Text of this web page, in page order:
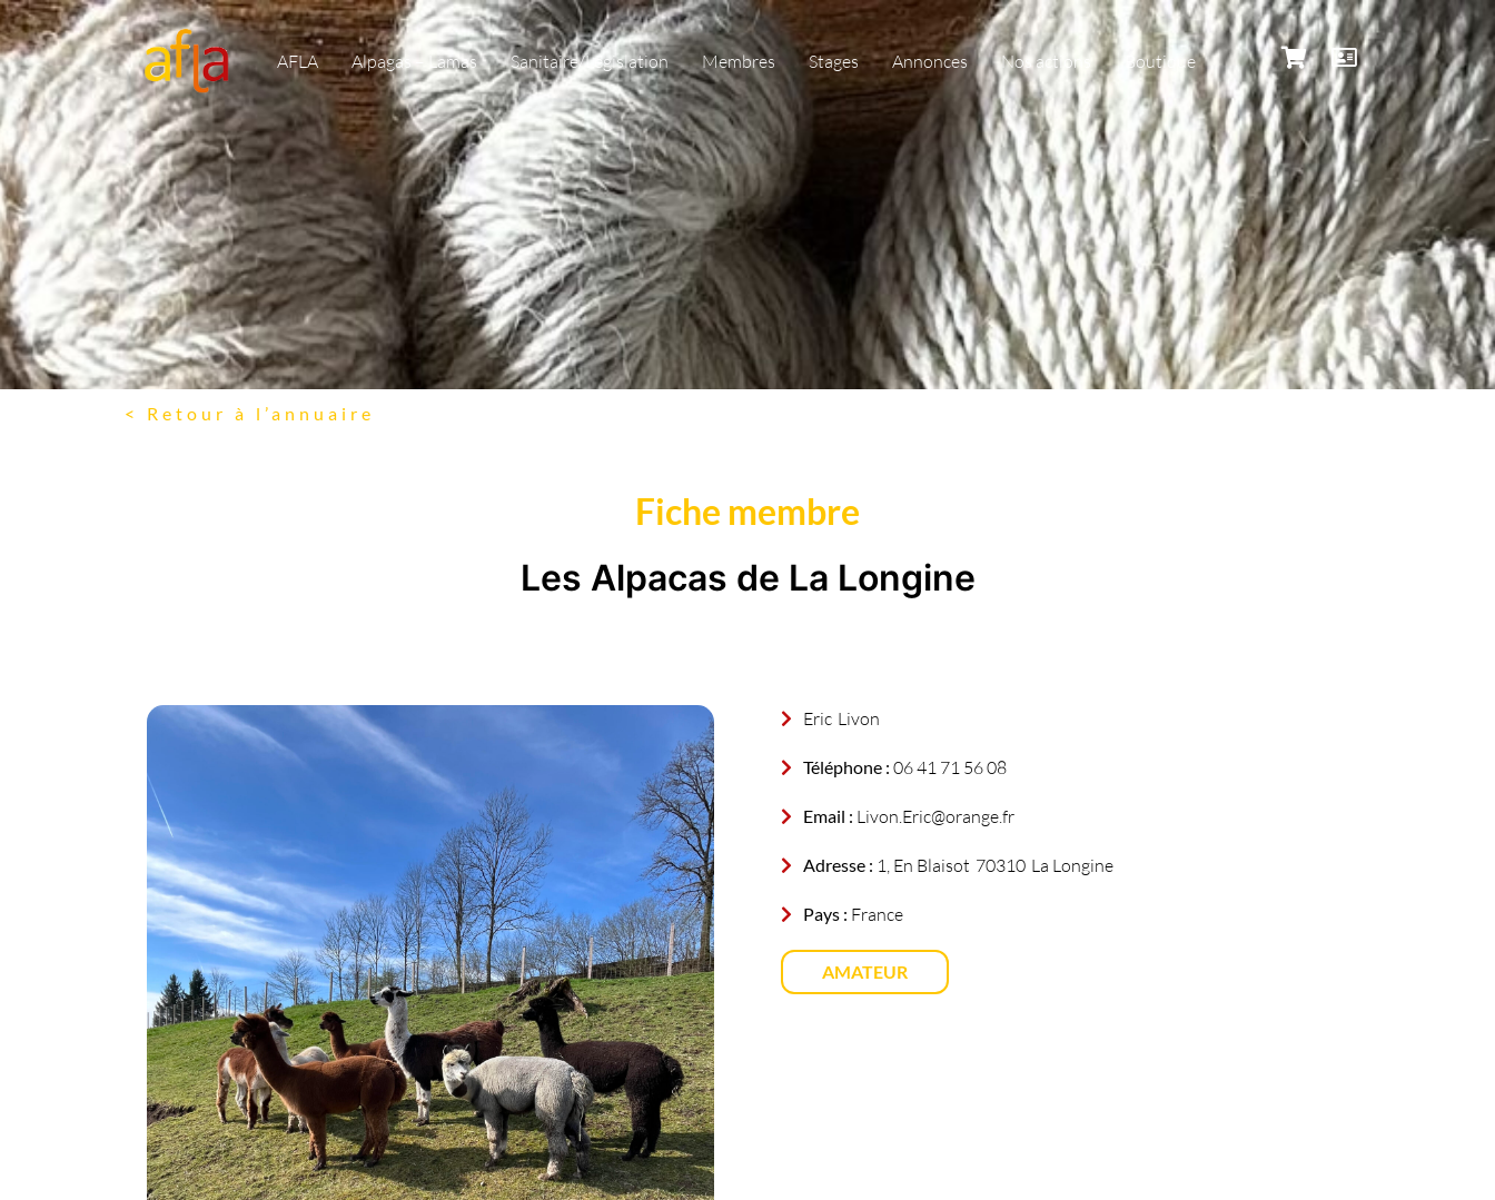
AFLA Alpagas – Lamas Sanitaire/Législation Membres Stages Annonces Nos actions Boutique
< Retour à l’annuaire
Fiche membre
Les Alpacas de La Longine
Eric Livon
Téléphone : 06 41 71 56 08
Email : Livon.Eric@orange.fr
Adresse : 1, En Blaisot 70310 La Longine
Pays : France
AMATEUR